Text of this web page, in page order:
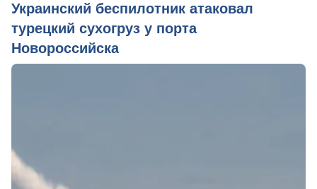
Украинский беспилотник атаковал
турецкий сухогруз у порта
Новороссийска